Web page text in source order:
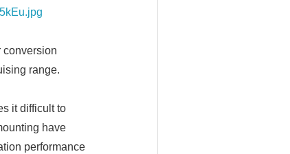
conversion
range.
it difficult to
have
performance